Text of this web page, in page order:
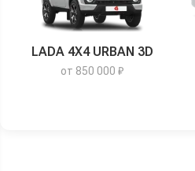
LADA 4X4 URBAN 3D
от 850 000 ₽